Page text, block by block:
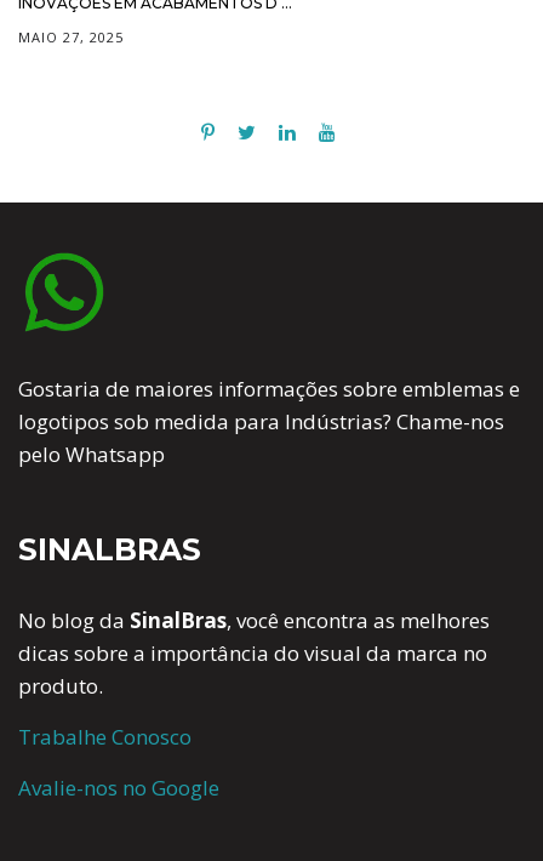
MAIO 27, 2025
Gostaria de maiores informações sobre emblemas e
logotipos sob medida para Indústrias? Chame-nos
pelo Whatsapp
SINALBRAS
No blog da SinalBras, você encontra as melhores
dicas sobre a importância do visual da marca no
produto.
Trabalhe Conosco
Avalie-nos no Google